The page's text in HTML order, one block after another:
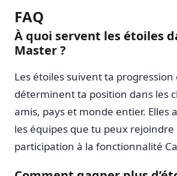
FAQ
À quoi servent les étoiles
Master ?
Les étoiles suivent ta progression
déterminent ta position dans les
amis, pays et monde entier. Elles
les équipes que tu peux rejoindre
participation à la fonctionnalité